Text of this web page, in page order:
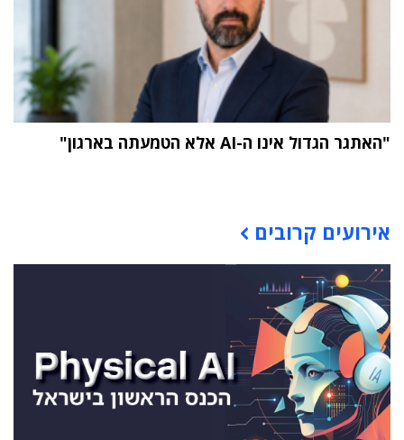
"האתגר הגדול אינו ה-AI אלא הטמעתה בארגון"
אירועים קרובים